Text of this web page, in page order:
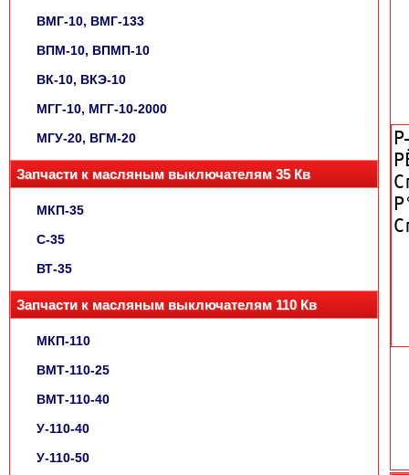
ВМГ-10, ВМГ-133
ВПМ-10, ВПМП-10
ВК-10, ВКЭ-10
МГГ-10, МГГ-10-2000
МГУ-20, ВГМ-20
Запчасти к масляным выключателям 35 Кв
МКП-35
С-35
ВТ-35
Запчасти к масляным выключателям 110 Кв
МКП-110
ВМТ-110-25
ВМТ-110-40
У-110-40
У-110-50